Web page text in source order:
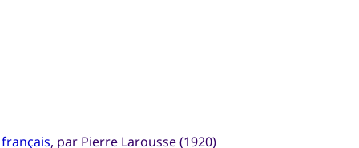
, par Pierre Larousse (1920)